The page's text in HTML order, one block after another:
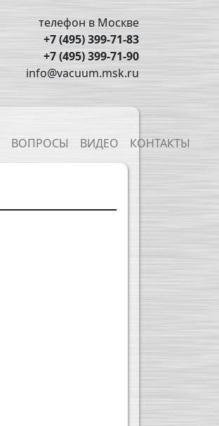
телефон в Москве
+7 (495) 399-71-83
+7 (495) 399-71-90
info@vacuum.msk.ru
ВОПРОСЫ ВИДЕО КОНТАКТЫ